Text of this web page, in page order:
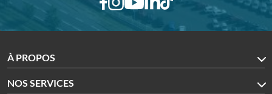
À PROPOS
NOS SERVICES